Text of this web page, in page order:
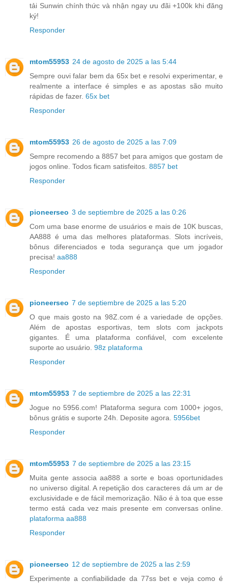
tải Sunwin chính thức và nhận ngay ưu đãi +100k khi đăng
ký!
Responder
mtom55953 24 de agosto de 2025 a las 5:44
Sempre ouvi falar bem da 65x bet e resolvi experimentar, e
realmente a interface é simples e as apostas são muito
rápidas de fazer. 65x bet
Responder
mtom55953 26 de agosto de 2025 a las 7:09
Sempre recomendo a 8857 bet para amigos que gostam de
jogos online. Todos ficam satisfeitos. 8857 bet
Responder
pioneerseo 3 de septiembre de 2025 a las 0:26
Com uma base enorme de usuários e mais de 10K buscas,
AA888 é uma das melhores plataformas. Slots incríveis,
bônus diferenciados e toda segurança que um jogador
precisa! aa888
Responder
pioneerseo 7 de septiembre de 2025 a las 5:20
O que mais gosto na 98Z.com é a variedade de opções.
Além de apostas esportivas, tem slots com jackpots
gigantes. É uma plataforma confiável, com excelente
suporte ao usuário. 98z plataforma
Responder
mtom55953 7 de septiembre de 2025 a las 22:31
Jogue no 5956.com! Plataforma segura com 1000+ jogos,
bônus grátis e suporte 24h. Deposite agora. 5956bet
Responder
mtom55953 7 de septiembre de 2025 a las 23:15
Muita gente associa aa888 a sorte e boas oportunidades
no universo digital. A repetição dos caracteres dá um ar de
exclusividade e de fácil memorização. Não é à toa que esse
termo está cada vez mais presente em conversas online.
plataforma aa888
Responder
pioneerseo 12 de septiembre de 2025 a las 2:59
Experimente a confiabilidade da 77ss bet e veja como é